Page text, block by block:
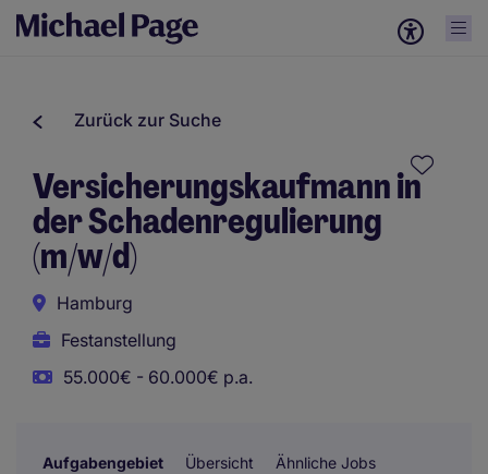
Zurück zur Suche
Versicherungskaufmann in
der Schadenregulierung
(m/w/d)
Hamburg
Festanstellung
55.000€ - 60.000€ p.a.
Aufgabengebiet Übersicht Ähnliche Jobs